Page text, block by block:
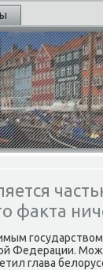
факта
Федерации.
глава